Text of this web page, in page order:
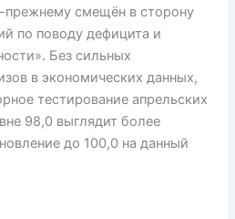
прежнему смещён в сторону
по поводу дефицита и
Без сильных
в экономических данных,
тестирование апрельских
98,0 выглядит более
до 100,0 на данный